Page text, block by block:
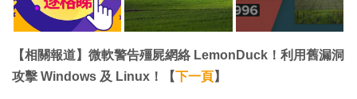
【相關報道】微軟警告殭屍網絡 LemonDuck！利用舊漏洞
攻擊 Windows 及 Linux！【下一頁】